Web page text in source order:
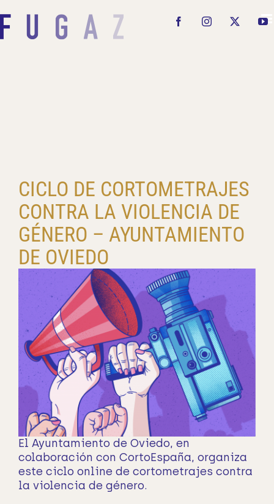
al
contenido
FacebookInstagram
CICLO DE CORTOMETRAJES
CONTRA LA VIOLENCIA DE
GÉNERO – AYUNTAMIENTO
DE OVIEDO
El Ayuntamiento de Oviedo, en
colaboración con CortoEspaña, organiza
este ciclo online de cortometrajes contra
la violencia de género.